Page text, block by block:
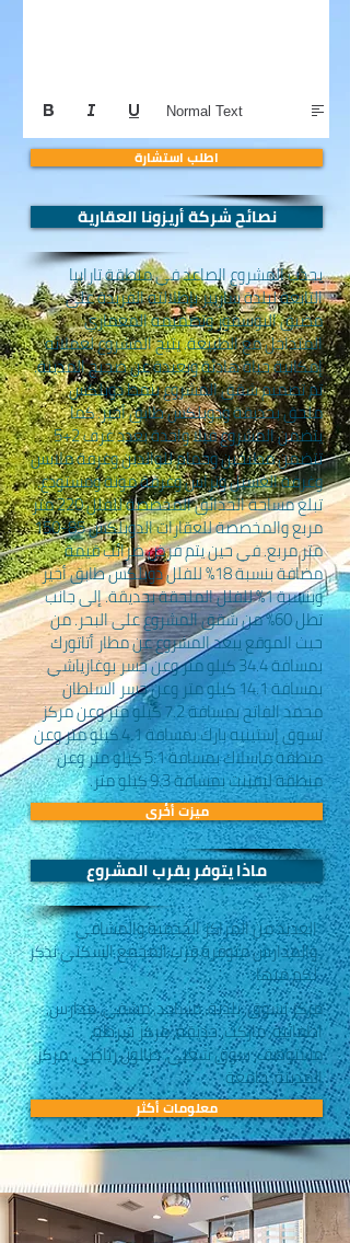
Normal Text
يجذب المشروع الصاعد في منطقة تارابيا
التابعة لبلدة ساريير بإطلالته الفريدة على
مضيق البوسفور وتصميمه المعماري
المتداخل مع الطبيعة. يتيح المشروع لعملائه
إمكانية حياة هادئة وبعيدة عن ضجيج المدينة.
تم تصميم شقق المشروع بنمط دوبلكس
ملحق بحديقة ودوبلكس طابق أخير. كما
يتضمن المشروع فيلا واحدة بعدد غرف 2+5
تتضمن مطبخين وحمام للوالدين وغرفة ملابس
وغرفة الغسيل وتراس وغرفة مونة ومستودع.
تبلغ مساحة الحدائق المخصصة للفلل 220 متر
مربع والمخصصة للعقارات الدوبلكس 85-150
متر مربع. في حين يتم فرض ضرائب قيمة
مضافة بنسبة 18% للفلل دوبلكس طابق أخير
وبنسبة 1% للفلل الملحقة بحديقة. إلى جانب
تطل 60% من شقق المشروع على البحر. من
حيث الموقع يبعد المشروع عن مطار أتاتورك
بمسافة 34.4 كيلو متر وعن جسر بوغازياشي
بمسافة 14.1 كيلو متر وعن جسر السلطان
محمد الفاتح بمسافة 7.2 كيلو متر وعن مركز
تسوق إستينيه بارك بمسافة 4.1 كيلو متر وعن
منطقة ماسلاك بمسافة 5.1 كيلو متر وعن
منطقة ليفينت بمسافة 9.3 كيلو متر.
نصائح شركة أريزونا العقارية
ماذا يتوفر بقرب المشروع
مركز تسوق, بلدية, مساجد, مشفى, مدارس,
اطفائية, ماركت, حديقة, مركز شرطة,
مستوصف, سوق شعبي, صالون رياضي, مركز
المدينة, جامعة
معلومات أكثر
اطلب استشارة
ميزت أخُرى
العديد من المراكز الخدمية والمشافي
والمدارس متوفرة قرب المجمع السكني نذكر
لكم منها :